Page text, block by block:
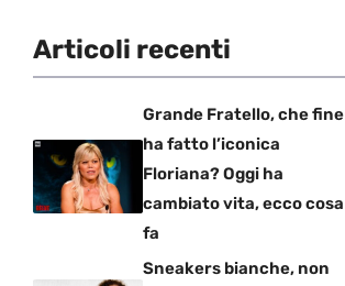
Articoli recenti
Grande Fratello, che fine
ha fatto l’iconica
Floriana? Oggi ha
cambiato vita, ecco cosa
fa
Sneakers bianche, non